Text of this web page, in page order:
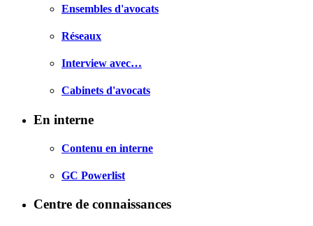
Ensembles d'avocats
Réseaux
Interview avec…
Cabinets d'avocats
En interne
Contenu en interne
GC Powerlist
Centre de connaissances